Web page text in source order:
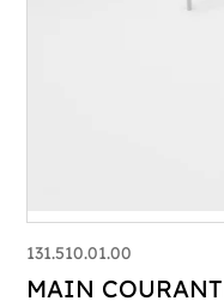
131.510.01.00
MAIN